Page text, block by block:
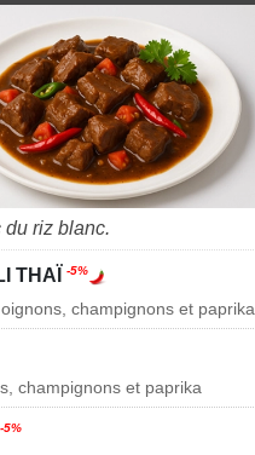
du riz blanc.
THAÏ -5%
champignons et paprika
champignons et paprika
-5%